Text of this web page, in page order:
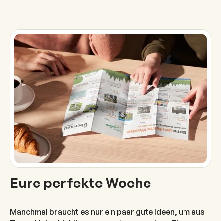
Eure perfekte Woche
Manchmal braucht es nur ein paar gute Ideen, um aus